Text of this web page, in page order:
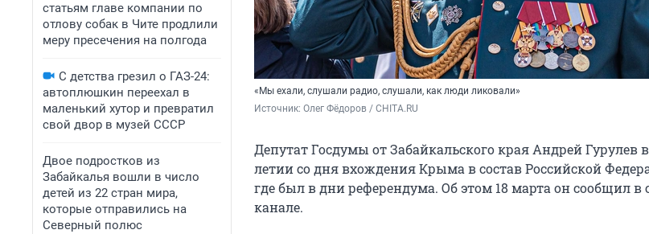
статьям главе компании по
отлову собак в Чите продлили
меру пресечения на полгода
С детства грезил о ГАЗ-24:
автоплюшкин переехал в
маленький хутор и превратил
свой двор в музей СССР
Двое подростков из
Забайкалья вошли в число
детей из 22 стран мира,
которые отправились на
Северный полюс
«Мы ехали, слушали радио, слушали, как люди ликовали»
Источник: Олег Фёдоров / CHITA.RU
Депутат Госдумы от Забайкальского края Андрей Гурулев
летии со дня вхождения Крыма в состав Российской
где был в дни референдума. Об этом 18 марта он сообщил в
канале.